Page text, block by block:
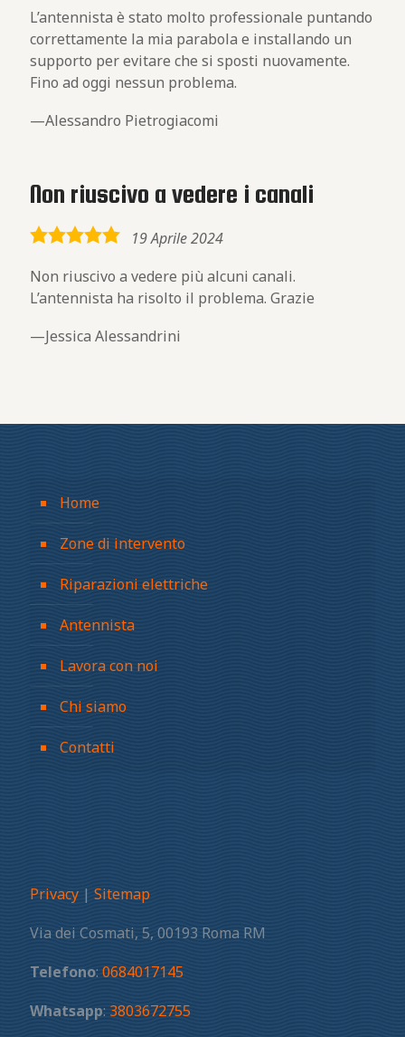
L’antennista è stato molto professionale puntando
correttamente la mia parabola e installando un
supporto per evitare che si sposti nuovamente.
Fino ad oggi nessun problema.
Alessandro Pietrogiacomi
Non riuscivo a vedere i canali
5,0
19 Aprile 2024
Non riuscivo a vedere più alcuni canali.
L’antennista ha risolto il problema. Grazie
Jessica Alessandrini
Home
Zone di intervento
Riparazioni elettriche
Antennista
Lavora con noi
Chi siamo
Contatti
Privacy | Sitemap
Via dei Cosmati, 5, 00193 Roma RM
Telefono: 0684017145
Whatsapp: 3803672755